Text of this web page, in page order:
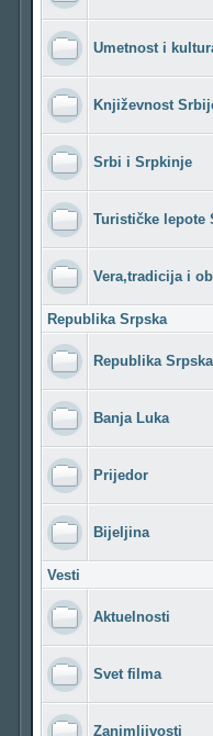
Umetnost i
Književnost
Srbi i Srpkinje
Turističke lepote
Vera,tradicija i
Republika Srpska
Republika
Banja Luka
Prijedor
Bijeljina
Vesti
Aktuelnosti
Svet filma
Zanimljivosti